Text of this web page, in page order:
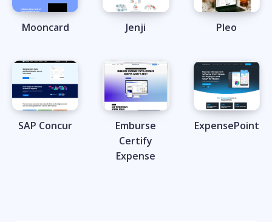
Mooncard Jenji Pleo
SAP Concur
Emburse
Certify
Expense
ExpensePoint